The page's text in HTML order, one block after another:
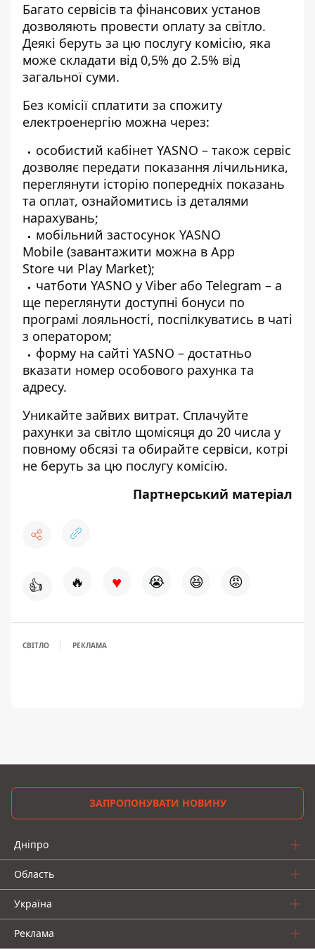
Багато сервісів та фінансових установ
дозволяють провести оплату за світло.
Деякі беруть за цю послугу комісію, яка
може складати від 0,5% до 2.5% від
загальної суми.
Без комісії сплатити за спожиту
електроенергію можна через:
особистий кабінет YASNO – також сервіс
дозволяє передати показання лічильника,
переглянути історію попередніх показань
та оплат, ознайомитись із деталями
нарахувань;
мобільний застосунок YASNO
Mobile (завантажити можна в App
Store чи Play Market);
чатботи YASNO у Viber або Telegram – а
ще переглянути доступні бонуси по
програмі лояльності, поспілкуватись в чаті
з оператором;
форму на сайті YASNO – достатньо
вказати номер особового рахунка та
адресу.
Уникайте зайвих витрат. Сплачуйте
рахунки за світло щомісяця до 20 числа у
повному обсязі та обирайте сервіси, котрі
не беруть за цю послугу комісію.
Партнерський матеріал
👍 🔥 ♥ 😭 😆 😡
СВІТЛО РЕКЛАМА
ЗАПРОПОНУВАТИ НОВИНУ
Дніпро
Область
Україна
Реклама